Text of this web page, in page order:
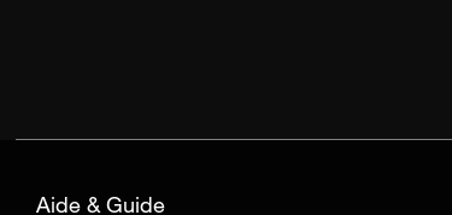
Aide & Guide